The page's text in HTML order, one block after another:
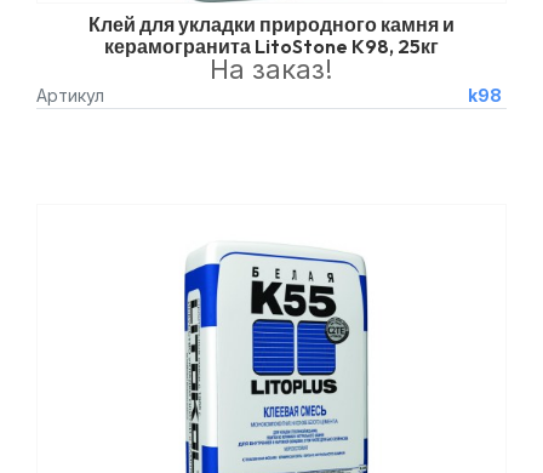
Клей для укладки природного камня и
керамогранита LitoStone K98, 25кг
Артикул k98
На заказ!